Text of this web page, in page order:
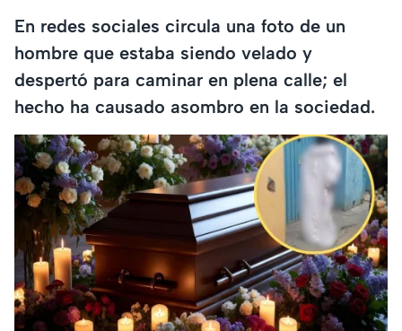
En redes sociales circula una foto de un
hombre que estaba siendo velado y
despertó para caminar en plena calle; el
hecho ha causado asombro en la sociedad.